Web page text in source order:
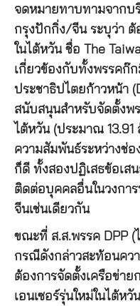
จดหมายทาบทามจากบ
กรุงปักกิ่ง/จีน ระบุว่า ต้
ในไต้หวัน ชื่อ The
เกี่ยวข้องกับทั้งพรรคก๊
ประชาธิปไตยก้าวหน้า
สนับสนุนสำหรับจัดตั้งพ
ไต้หวัน (ประมาณ 13.91
ความสัมพันธ์ระหว่างช่
ก็ดี ทั้งสองปฏิเสธข้อเส
ติดต่อบุคคลอื่นในวงการ
จีนเช่นเดียวกัน
ขณะที่ ส.ส.พรรค DPP (
กรณีดังกล่าวสะท้อนคว
ต้องการจัดตั้งเครือข่า
เอนเซอร์รุ่นใหม่ในไต้ห